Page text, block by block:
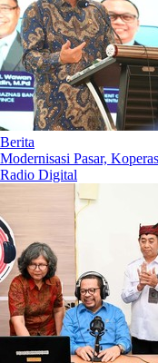
Berita
Modernisasi Pasar,
Radio Digital